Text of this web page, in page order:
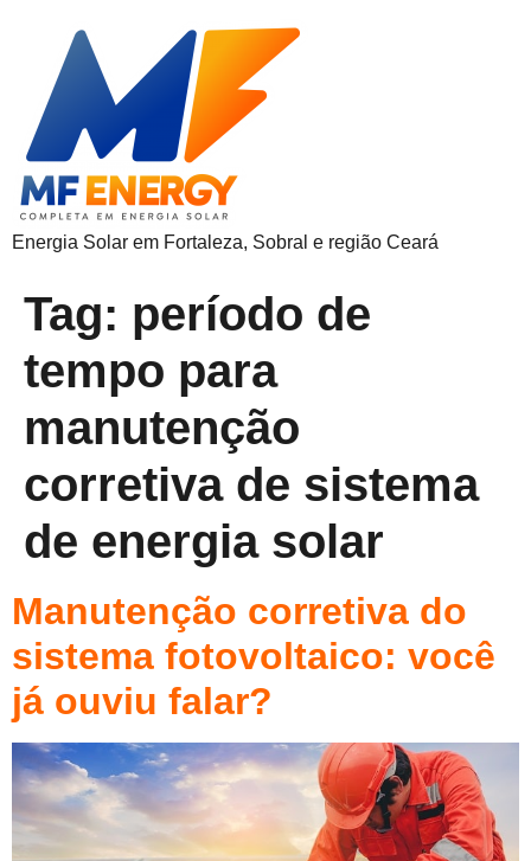
Energia Solar em Fortaleza, Sobral e região Ceará
Tag: período de
tempo para
manutenção
corretiva de sistema
de energia solar
Manutenção corretiva do
sistema fotovoltaico: você
já ouviu falar?